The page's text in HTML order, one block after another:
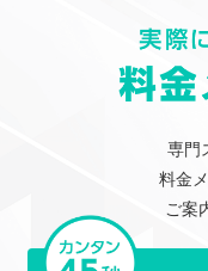
専門
料金
ご案